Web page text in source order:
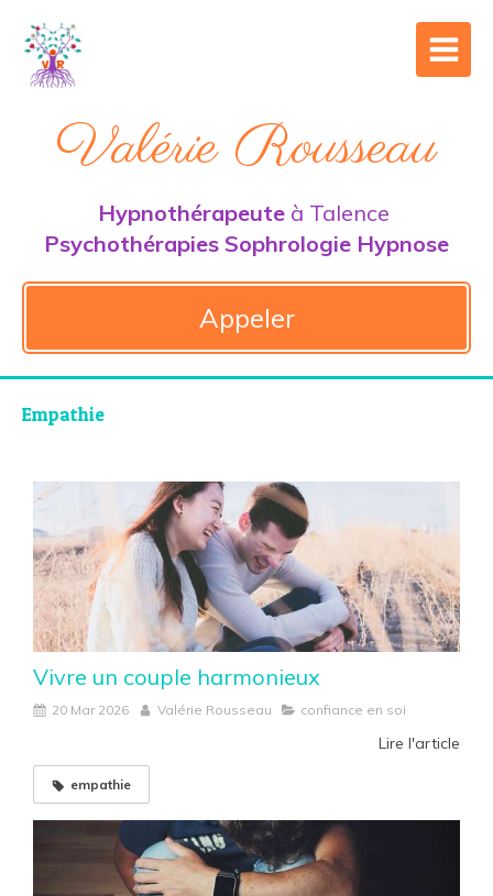
Valérie Rousseau
Hypnothérapeute à Talence
Psychothérapies Sophrologie Hypnose
Appeler
Empathie
Vivre un couple harmonieux
20 Mar 2026 Valérie Rousseau confiance en soi
Lire l'article
empathie